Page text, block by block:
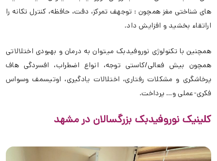
های شناختی مغز همچون : توجهف تمرکز، دقت، حافظه، کنترل تکانه را
اراتقاء بخشید و افزایش داد.
همچنین با تکنولوژی نوروفیدبک میتوان به درمان و بهبودی اختلالاتی
همچون بیش فعالی/کاستی توجه، انواع اضطراب، افسردگی هاف
پرخاشگری و مشکلات رفتاری، اختلالات یادگیری، اوتیسمف وسواس
فکری-عملی و… پرداخت.
کلینیک نوروفیدبک بزرگسالان در مشهد